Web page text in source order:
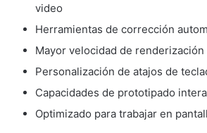
video
Herramientas de corrección
Mayor velocidad de renderización
Personalización de atajos de
Capacidades de prototipado
Optimizado para trabajar en